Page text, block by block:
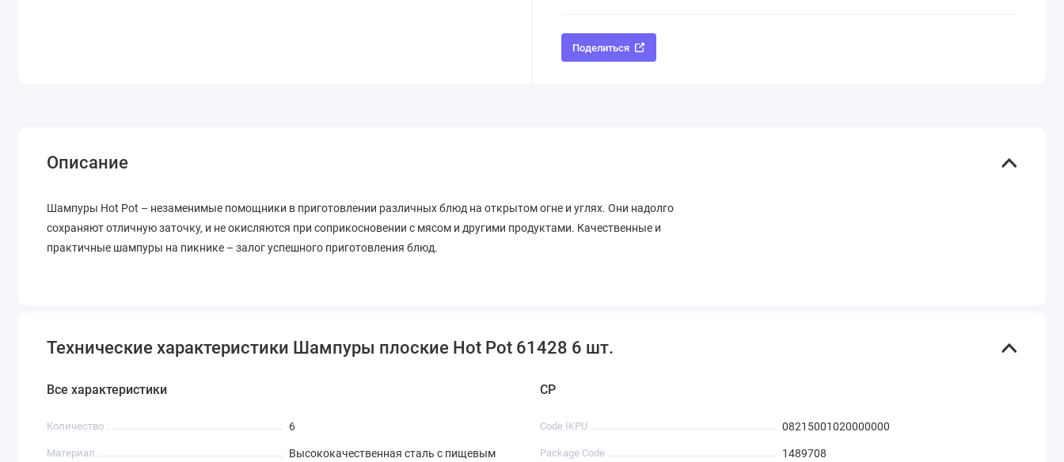
Поделиться
Описание
Шампуры Hot Pot – незаменимые помощники в приготовлении различных блюд на открытом огне и углях. Они надолго
сохраняют отличную заточку, и не окисляются при соприкосновении с мясом и другими продуктами. Качественные и
практичные шампуры на пикнике – залог успешного приготовления блюд.
Технические характеристики Шампуры плоские Hot Pot 61428 6 шт.
Все характеристики
Количество 6
Материал
Высококачественная сталь с пищевым
CP
Code IKPU 08215001020000000
Package Code 1489708